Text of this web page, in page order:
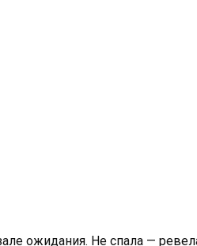
ожидания. Не спала —